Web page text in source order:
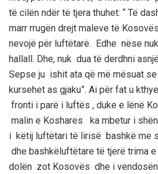
të cilën ndër të tjera thuhet: “ Të
marr rrugën drejt maleve të Kosovë
nevojë për luftëtarë. Edhe nëse
hallall. Dhe, nuk dua të derdhni
Sepse ju ishit ata që më mësuat
kursehet as gjaku”. Ai për fat u
fronti i parë i luftës , duke e lënë
malin e Koshares ka mbetur i
i këtij luftëtari të lirisë bashkë me
dhe bashkëluftëtare të tjerë trima
dolën zot Kosovës dhe i